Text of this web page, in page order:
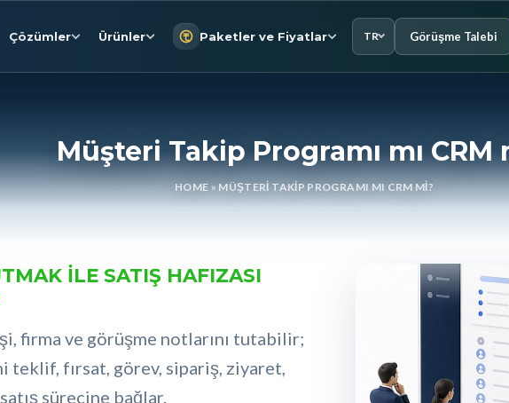
Çözümler Ürünler Paketler ve Fiyatlar TR Görüşme Talebi
Müşteri Takip Programı mı CRM
HOME» MÜŞTERI TAKIP PROGRAMI MI CRM MI?
ILE SATIŞ HAFIZASI
firma ve görüşme notlarını tutabilir;
teklif, fırsat, görev, sipariş, ziyaret,
sürecine bağlar.